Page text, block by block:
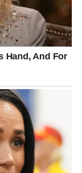
u ljubav
opterećivao
osetiti sigurnost.
više ne morate
Ne nužno
rada koji
govori: